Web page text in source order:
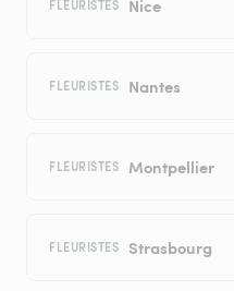
FLEURISTES Nice
FLEURISTES Nantes
FLEURISTES Montpellier
FLEURISTES Strasbourg